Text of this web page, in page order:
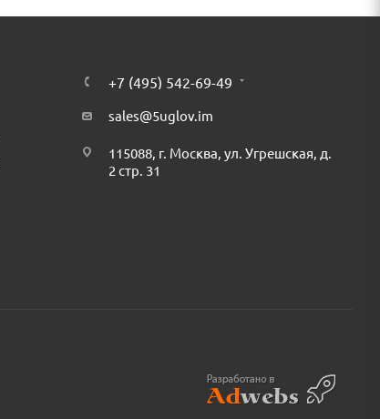
+7 (495) 542-69-49
sales@5uglov.im
115088, г. Москва, ул. Угрешская, д.
2 стр. 31